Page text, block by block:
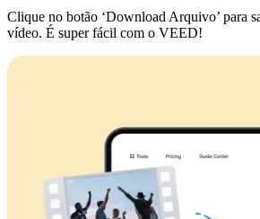
Clique no botão ‘Download Arquivo’ para
vídeo. É super fácil com o VEED!